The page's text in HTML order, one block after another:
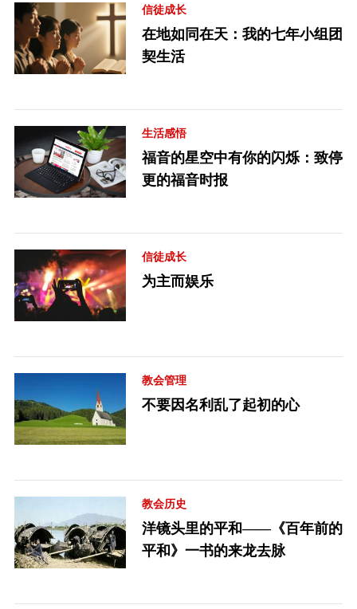
信徒成长
在地如同在天：我的七年小组团
契生活
生活感悟
福音的星空中有你的闪烁：致停
更的福音时报
信徒成长
为主而娱乐
教会管理
不要因名利乱了起初的心
教会历史
洋镜头里的平和——《百年前的
平和》一书的来龙去脉